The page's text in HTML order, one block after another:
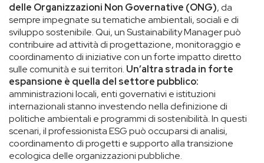
delle Organizzazioni Non Governative (ONG), da
sempre impegnate su tematiche ambientali, sociali e di
sviluppo sostenibile. Qui, un Sustainability Manager può
contribuire ad attività di progettazione, monitoraggio e
coordinamento di iniziative con un forte impatto diretto
sulle comunità e sui territori. Un’altra strada in forte
espansione è quella del settore pubblico:
amministrazioni locali, enti governativi e istituzioni
internazionali stanno investendo nella definizione di
politiche ambientali e programmi di sostenibilità. In questi
scenari, il professionista ESG può occuparsi di analisi,
coordinamento di progetti e supporto alla transizione
ecologica delle organizzazioni pubbliche.